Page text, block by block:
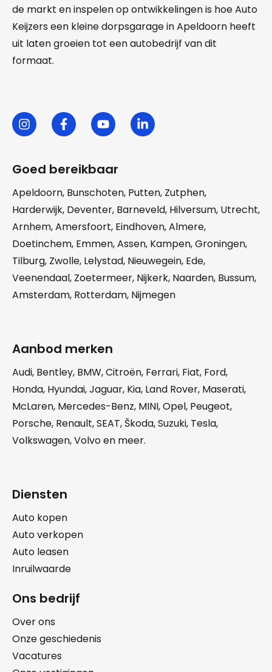
de markt en inspelen op ontwikkelingen is hoe Auto
Keijzers een kleine dorpsgarage in Apeldoorn heeft
uit laten groeien tot een autobedrijf van dit
formaat.
Goed bereikbaar
Apeldoorn, Bunschoten, Putten, Zutphen,
Harderwijk, Deventer, Barneveld, Hilversum, Utrecht,
Arnhem,Amersfoort, Eindhoven,Almere,
Doetinchem, Emmen,Assen, Kampen,Groningen,
Tilburg, Zwolle, Lelystad, Nieuwegein, Ede,
Veenendaal, Zoetermeer, Nijkerk, Naarden, Bussum,
Amsterdam, Rotterdam, Nijmegen
Aanbod merken
Audi, Bentley, BMW,Citroën, Ferrari, Fiat, Ford,
Honda, Hyundai,Jaguar, Kia, Land Rover, Maserati,
McLaren, Mercedes-Benz, MINI,Opel, Peugeot,
Porsche, Renault,SEAT, Škoda,Suzuki, Tesla,
Volkswagen,Volvoen meer.
Diensten
Auto kopen
Auto verkopen
Auto leasen
Inruilwaarde
Ons bedrijf
Over ons
Onze geschiedenis
Vacatures